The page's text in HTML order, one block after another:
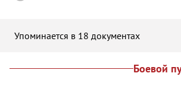
Упоминается в 18 документах
Боевой